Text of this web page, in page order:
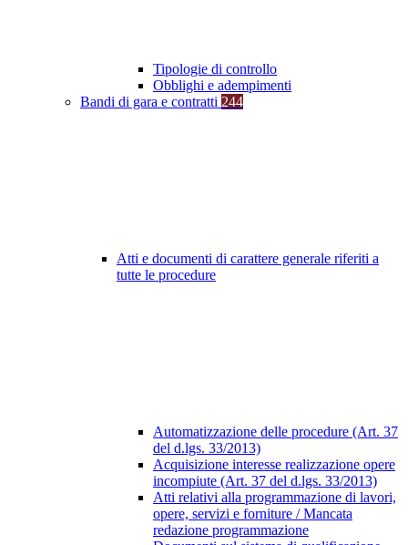
Tipologie di controllo
Obblighi e adempimenti
Bandi di gara e contratti 244
Atti e documenti di carattere generale riferiti a
tutte le procedure
Automatizzazione delle procedure (Art. 37
del d.lgs. 33/2013)
Acquisizione interesse realizzazione opere
incompiute (Art. 37 del d.lgs. 33/2013)
Atti relativi alla programmazione di lavori,
opere, servizi e forniture / Mancata
redazione programmazione